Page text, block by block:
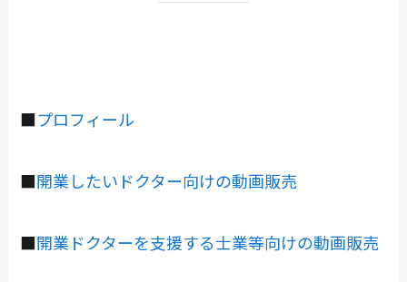
■プロフィール
■開業したいドクター向けの動画販売
■開業ドクターを支援する士業等向けの動画販売